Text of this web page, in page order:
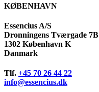
KØBENHAVN
Essencius A/S
Dronningens Tværgade 7B
1302 København K
Danmark
Tlf. +45 70 26 44 22
info@essencius.dk